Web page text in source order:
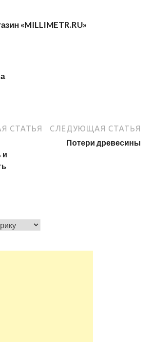
«MILLIMETR.RU»
СТАТЬЯ
и
СЛЕДУЮЩАЯ СТАТЬЯ
Потери древесины